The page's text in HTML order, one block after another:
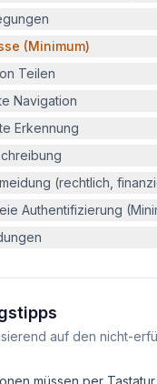
(Minimum)
Teilen
Navigation
Erkennung
(rechtlich,
Authentifizierung
auf den nicht-
müssen per